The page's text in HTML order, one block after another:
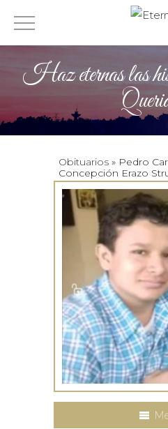
Haz eternas las
Obituarios » Pedro
Concepción Erazo